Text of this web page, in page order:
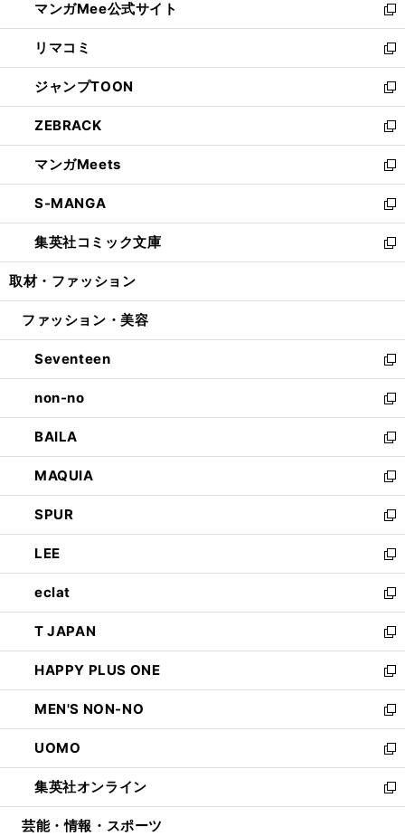
く
ド
ウ
で
開
く
ィ
ン
ド
ウ
で
開
く
い
ウ
ィ
ン
ド
ウ
で
開
く
マンガMee公式サイト
新
し
い
ウ
ィ
ン
ド
ウ
で
開
く
リマコミ
新
し
い
ウ
ィ
ン
ド
ウ
で
開
く
ジャンプTOON
新
し
い
ウ
ィ
ン
ド
ウ
で
開
ZEBRACK
新
し
い
ウ
ィ
ン
ド
ウ
開
マンガMeets
新
し
い
ウ
ィ
ン
ウ
開
く
S-MANGA
新
し
い
ウ
ン
ウ
で
開
く
集英社コミック文庫
新
し
ウ
ン
ド
ウ
で
開
く
取材・ファッション
ファッション・美容
Seventeen
新
し
い
ウ
ィ
ン
ド
ウ
で
開
く
non-no
新
し
い
ウ
ィ
ン
ド
ウ
で
開
く
BAILA
新
し
い
ウ
ィ
ン
ド
ウ
で
開
く
MAQUIA
新
し
い
ウ
ィ
ン
ド
ウ
で
開
く
SPUR
新
し
い
ウ
ィ
ン
ド
ウ
で
開
く
LEE
新
し
い
ウ
ィ
ン
ド
ウ
で
開
く
eclat
新
し
い
ウ
ィ
ン
ド
ウ
で
開
く
T JAPAN
新
し
い
ウ
ィ
ン
ド
ウ
で
開
HAPPY PLUS ONE
新
し
い
ウ
ィ
ン
ド
ウ
MEN'S NON-NO
新
し
い
ウ
ィ
ン
UOMO
新
し
い
ウ
集英社オンライン
新
し
芸能・情報・スポーツ